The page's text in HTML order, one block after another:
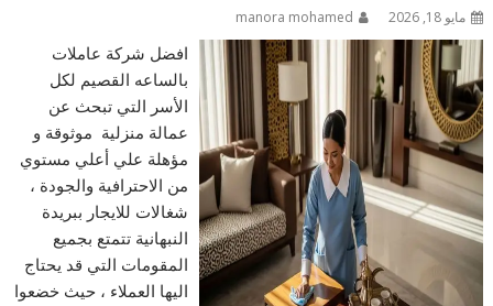
مايو 18, 2026 manora mohamed
افضل شركة عاملات
بالساعه القصيم لكل
الأسر التي تبحث عن
عمالة منزلية موثوقة و
مؤهلة علي أعلي مستوي
من الاحترافية والجودة ،
شغالات للايجار ببريدة
النبهانية تتمتع بجميع
المقومات التي قد يحتاج
اليها العملاء ، حيث خضعوا